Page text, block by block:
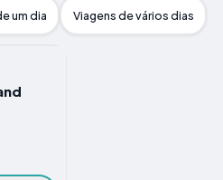
um dia Viagens de vários dias